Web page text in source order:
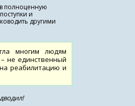
полноценную
и
другими
многим людям
не единственный
реабилитацию и